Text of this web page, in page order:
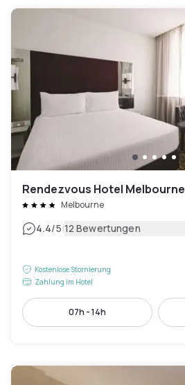
Rendezvous Hotel Melbourne
Melbourne
4.4/5|12 Bewertungen
Kostenlose Stornierung
Zahlung im Hotel
07h - 14h